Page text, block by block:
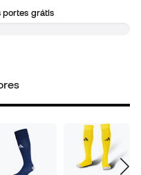
grátis